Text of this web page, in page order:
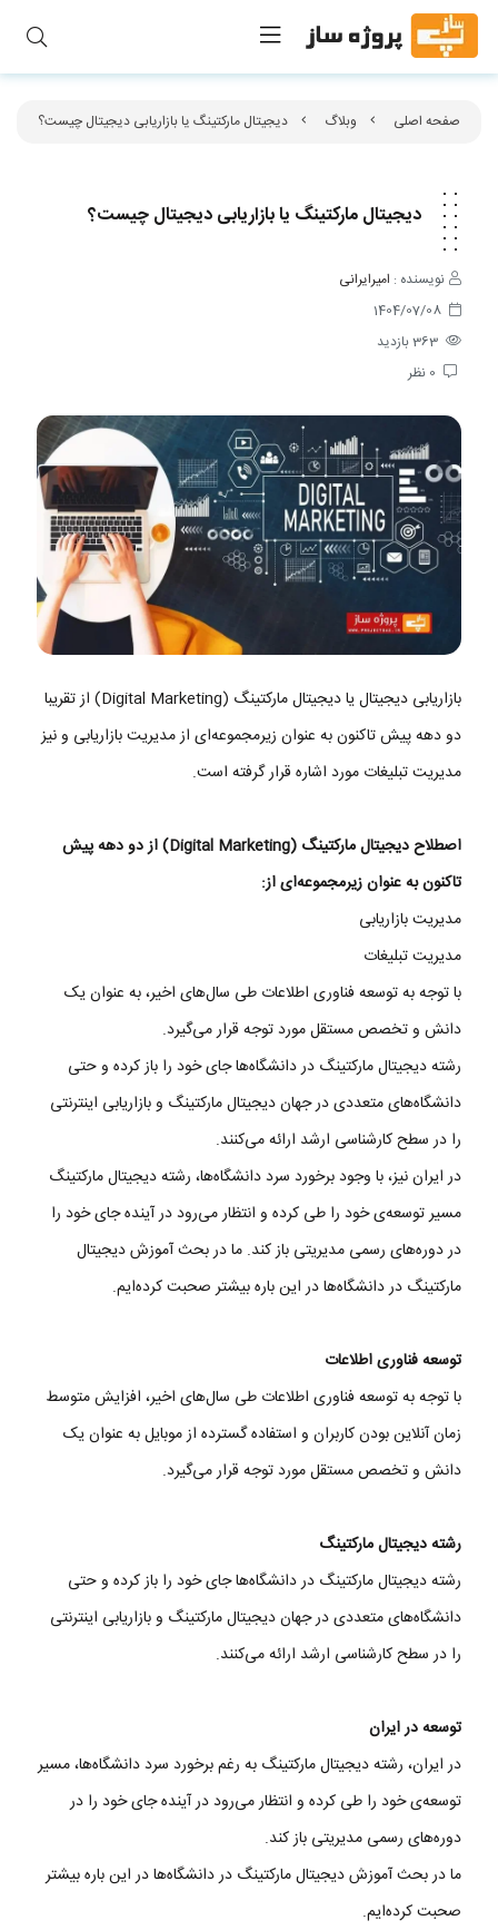
صفحه اصلی وبلاگ دیجیتال مارکتینگ یا بازاریابی دیجیتال چیست؟
دیجیتال مارکتینگ یا بازاریابی دیجیتال چیست؟
نویسنده : امیرایرانی
1404/07/08
363بازدید
0 نظر
بازاریابی دیجیتال یا دیجیتال مارکتینگ (Digital Marketing) از تقریبا
دو دهه پیش تاکنون به عنوان زیرمجموعه‌ای از مدیریت بازاریابی و نیز
مدیریت تبلیغات مورد اشاره قرار گرفته است.
اصطلاح دیجیتال مارکتینگ (Digital Marketing) از دو دهه پیش
تاکنون به عنوان زیرمجموعه‌ای از:
مدیریت بازاریابی
مدیریت تبلیغات
با توجه به توسعه فناوری اطلاعات طی سال‌های اخیر، به عنوان یک
دانش و تخصص مستقل مورد توجه قرار می‌گیرد.
رشته دیجیتال مارکتینگ در دانشگاه‌ها جای خود را باز کرده و حتی
دانشگاه‌های متعددی در جهان دیجیتال مارکتینگ و بازاریابی اینترنتی
را در سطح کارشناسی ارشد ارائه می‌کنند.
در ایران نیز، با وجود برخورد سرد دانشگاه‌ها، رشته دیجیتال مارکتینگ
مسیر توسعه‌ی خود را طی کرده و انتظار می‌رود در آینده جای خود را
در دوره‌های رسمی مدیریتی باز کند. ما در بحث آموزش دیجیتال
مارکتینگ در دانشگاه‌ها در این باره بیشتر صحبت کرده‌ایم.
توسعه فناوری اطلاعات
با توجه به توسعه فناوری اطلاعات طی سال‌های اخیر، افزایش متوسط
زمان آنلاین بودن کاربران و استفاده گسترده از موبایل به عنوان یک
دانش و تخصص مستقل مورد توجه قرار می‌گیرد.
رشته دیجیتال مارکتینگ
رشته دیجیتال مارکتینگ در دانشگاه‌ها جای خود را باز کرده و حتی
دانشگاه‌های متعددی در جهان دیجیتال مارکتینگ و بازاریابی اینترنتی
را در سطح کارشناسی ارشد ارائه می‌کنند.
توسعه در ایران
در ایران، رشته دیجیتال مارکتینگ به رغم برخورد سرد دانشگاه‌ها، مسیر
توسعه‌ی خود را طی کرده و انتظار می‌رود در آینده جای خود را در
دوره‌های رسمی مدیریتی باز کند.
ما در بحث آموزش دیجیتال مارکتینگ در دانشگاه‌ها در این باره بیشتر
صحبت کرده‌ایم.